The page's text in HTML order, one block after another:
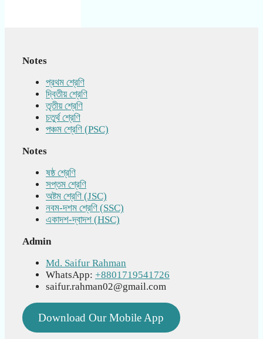
Notes
প্রথম শ্রেণি
দ্বিতীয় শ্রেণি
তৃতীয় শ্রেণি
চতুর্থ শ্রেণি
পঞ্চম শ্রেণি (PSC)
Notes
ষষ্ঠ শ্রেণি
সপ্তম শ্রেণি
অষ্টম শ্রেণি (JSC)
নবম-দশম শ্রেণি (SSC)
একাদশ-দ্বাদশ (HSC)
Admin
Md. Saifur Rahman
WhatsApp: +8801719541726
saifur.rahman02@gmail.com
Download Our Mobile App